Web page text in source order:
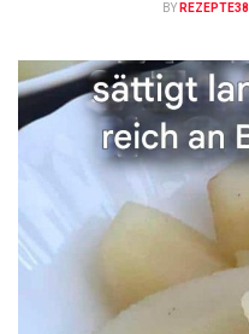
BY REZEPTE38